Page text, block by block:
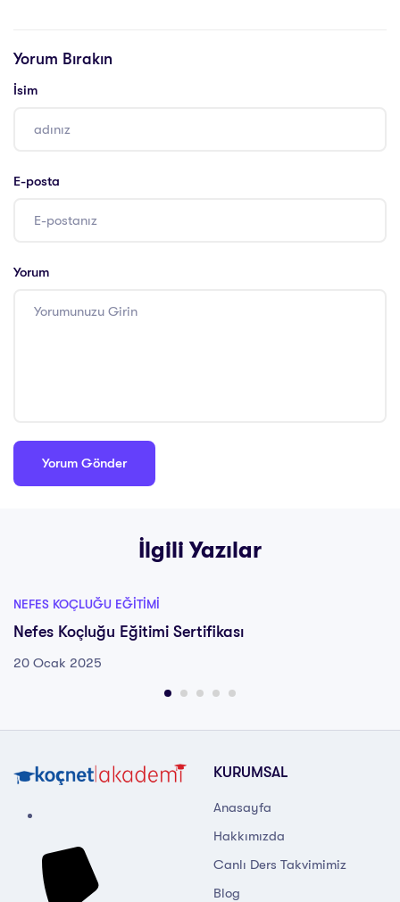
Yorum Bırakın
İsim
E-posta
Yorum
İlgili Yazılar
NEFES KOÇLUĞU EĞITIMI
Nefes Koçluğu Eğitimi Sertifikası
20 Ocak 2025
KURUMSAL
Anasayfa
Hakkımızda
Canlı Ders Takvimimiz
Blog